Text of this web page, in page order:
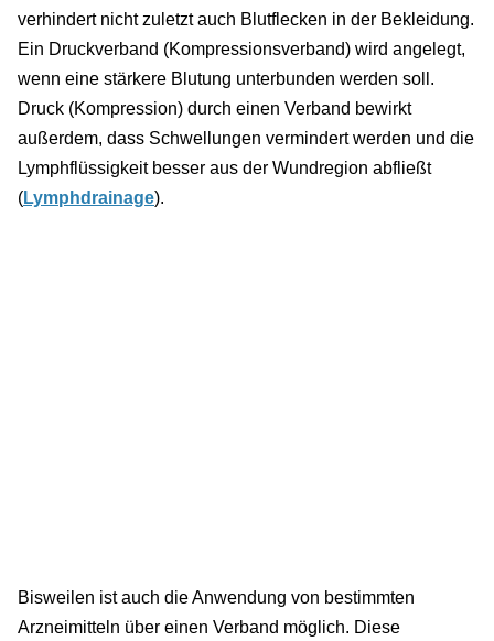
verhindert nicht zuletzt auch Blutflecken in der Bekleidung.
Ein Druckverband (Kompressionsverband) wird angelegt,
wenn eine stärkere Blutung unterbunden werden soll.
Druck (Kompression) durch einen Verband bewirkt
außerdem, dass Schwellungen vermindert werden und die
Lymphflüssigkeit besser aus der Wundregion abfließt
(Lymphdrainage).
Bisweilen ist auch die Anwendung von bestimmten
Arzneimitteln über einen Verband möglich. Diese